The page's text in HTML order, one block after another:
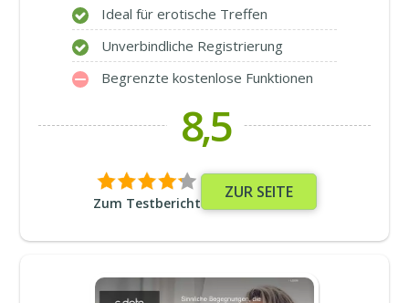
Ideal für erotische Treffen
Unverbindliche Registrierung
Begrenzte kostenlose Funktionen
8,5
Zum Testbericht
ZUR SEITE